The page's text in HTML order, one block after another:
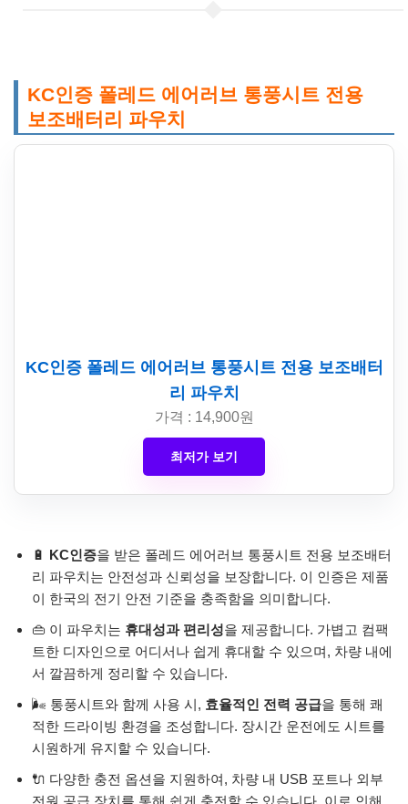
KC인증 폴레드 에어러브 통풍시트 전용
보조배터리 파우치
KC인증 폴레드 에어러브 통풍시트 전용 보조배터
리 파우치
가격 : 14,900원
최저가 보기
🔋 KC인증을 받은 폴레드 에어러브 통풍시트 전용 보조배터
리 파우치는 안전성과 신뢰성을 보장합니다. 이 인증은 제품
이 한국의 전기 안전 기준을 충족함을 의미합니다.
👜 이 파우치는 휴대성과 편리성을 제공합니다. 가볍고 컴팩
트한 디자인으로 어디서나 쉽게 휴대할 수 있으며, 차량 내에
서 깔끔하게 정리할 수 있습니다.
🌬️ 통풍시트와 함께 사용 시, 효율적인 전력 공급을 통해 쾌
적한 드라이빙 환경을 조성합니다. 장시간 운전에도 시트를
시원하게 유지할 수 있습니다.
🔌 다양한 충전 옵션을 지원하여, 차량 내 USB 포트나 외부